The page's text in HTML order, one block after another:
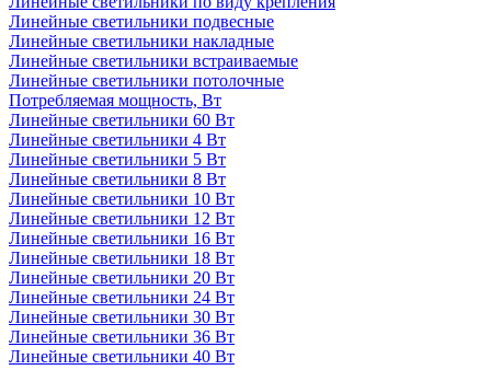
Линейные светильники подвесные
Линейные светильники накладные
Линейные светильники встраиваемые
Линейные светильники потолочные
Потребляемая мощность, Вт
Линейные светильники 60 Вт
Линейные светильники 4 Вт
Линейные светильники 5 Вт
Линейные светильники 8 Вт
Линейные светильники 10 Вт
Линейные светильники 12 Вт
Линейные светильники 16 Вт
Линейные светильники 18 Вт
Линейные светильники 20 Вт
Линейные светильники 24 Вт
Линейные светильники 30 Вт
Линейные светильники 36 Вт
Линейные светильники 40 Вт